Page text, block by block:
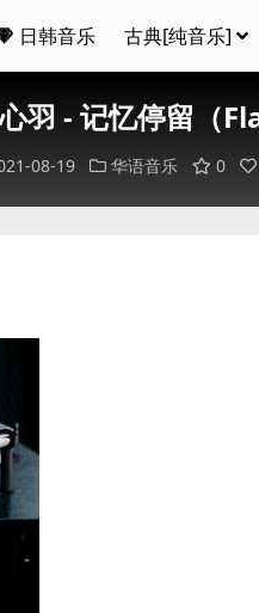
日韩音乐 古典[纯音乐]
羽 - 记忆停留（
08-19 华语音乐 0